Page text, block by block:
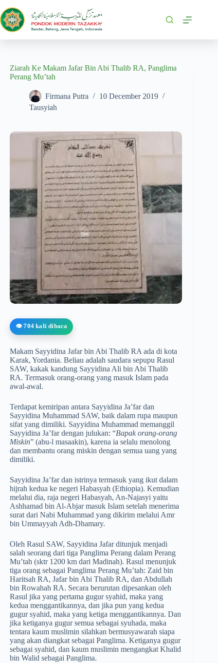
Ziarah Ke Makam Jafar Bin Abi Thalib RA, Panglima
Perang Mu’tah
Firmana Putra
10 December 2019
Tausyiah
👁️ 704 kali dibaca
Makam Sayyidina Jafar bin Abi Thalib RA ada di kota
Karak, Yordania. Beliau adalah saudara sepupu Rasul
SAW, kakak kandung Sayyidina Ali bin Abi Thalib
RA. Termasuk orang-orang yang masuk Islam pada
awal-awal.
Terdapat kemiripan antara Sayyidina Ja’far dan
Sayyidina Muhammad SAW, baik dalam rupa maupun
sifat yang dimiliki. Sayyidina Muhammad memanggil
Sayyidina Ja’far dengan julukan: “Bapak orang-orang
Miskin” (abu-l masaakin), karena ia selalu menolong
dan membantu orang miskin dengan semua uang yang
dimiliki.
Sayyidina Ja’far dan istrinya termasuk yang ikut dalam
hijrah kedua ke negeri Habasyah (Ethiopia). Kemudian
melalui dia, raja negeri Habasyah, An-Najasyi yaitu
Ashhamad bin Al-Abjar masuk Islam setelah menerima
surat dari Nabi Muhammad yang dikirim melalui Amr
bin Ummayyah Adh-Dhamary.
Oleh Rasul SAW, Sayyidina Jafar ditunjuk menjadi
salah seorang dari tiga Panglima Perang dalam Perang
Mu’tah (sktr 1200 km dari Madinah). Rasul menunjuk
tiga orang sebagai Panglima Perang Mu’tah: Zaid bin
Haritsah RA, Jafar bin Abi Thalib RA, dan Abdullah
bin Rowahah RA. Secara berurutan dipesankan oleh
Rasul jika yang pertama gugur syahid, maka yang
kedua menggantikannya, dan jika pun yang kedua
gugur syahid, maka yang ketiga menggantikannya. Dan
jika ketiganya gugur semua sebagai syuhada, maka
tentara kaum muslimin silahkan bermusyawarah siapa
yang akan diangkat sebagai Panglima. Ketiganya gugur
sebagai syahid, dan kaum muslimin mengangkat Khalid
bin Walid sebagai Panglima.